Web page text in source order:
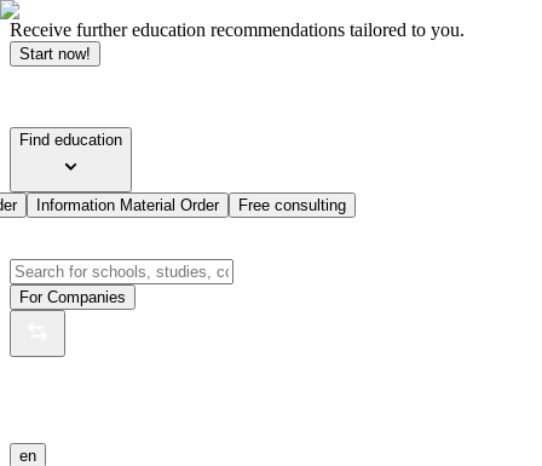
Receive further education recommendations tailored to you.
Start now!
Find education
Information Material Order Free consulting
For Companies
en